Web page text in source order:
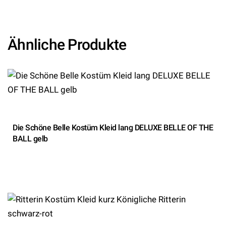
Ähnliche Produkte
Die Schöne Belle Kostüm Kleid lang DELUXE BELLE OF THE
BALL gelb